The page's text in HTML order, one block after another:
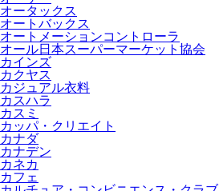
オータックス
オートバックス
オートメーションコントローラ
オール日本スーパーマーケット協会
カインズ
カクヤス
カジュアル衣料
カスハラ
カスミ
カッパ・クリエイト
カナダ
カナデン
カネカ
カフェ